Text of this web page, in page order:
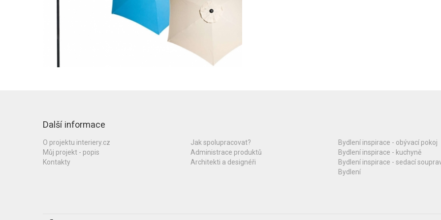
Další informace
O projektu interiery.cz
Můj projekt - popis
Kontakty
Jak spolupracovat?
Administrace produktů
Architekti a designéři
Bydlení inspirace - obývací pokoj
Bydlení inspirace - kuchyně
Bydlení inspirace - sedací
Bydlení